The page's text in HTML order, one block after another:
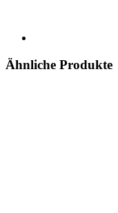
Ähnliche Produkte